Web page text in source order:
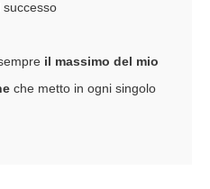
il massimo del mio
che metto in ogni singolo